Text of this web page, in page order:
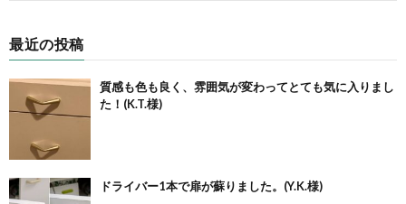
最近の投稿
質感も色も良く、雰囲気が変わってとても気に入りまし
た！(K.T.様)
ドライバー1本で扉が蘇りました。(Y.K.様)